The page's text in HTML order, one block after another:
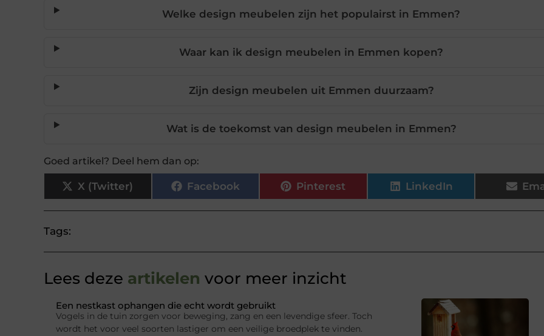
Welke design meubelen zijn het populairst in Emmen?
Waar kan ik design meubelen in Emmen kopen?
Zijn design meubelen uit Emmen duurzaam?
Wat is de toekomst van design meubelen in Emmen?
Goed artikel? Deel hem dan op:
X (Twitter) Facebook Pinterest LinkedIn
Tags:
Lees deze artikelen voor meer inzicht
Een nestkast ophangen die echt wordt gebruikt
Vogels in de tuin zorgen voor beweging, zang en een levendige sfeer. Toch
wordt het voor veel soorten lastiger om een veilige broedplek te vinden.